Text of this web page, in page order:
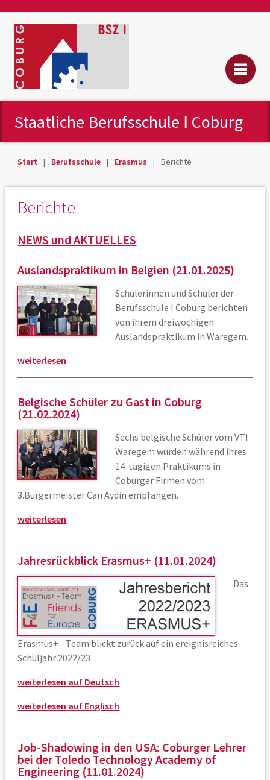
Staatliche Berufsschule Ⅰ Coburg
Start Berufsschule Erasmus Berichte
Berichte
NEWS und AKTUELLES
Auslandspraktikum in Belgien (21.01.2025)
Schülerinnen und Schüler der
Berufsschule I Coburg berichten
von ihrem dreiwöchigen
Auslandspraktikum in Waregem.
weiterlesen
Belgische Schüler zu Gast in Coburg
(21.02.2024)
Sechs belgische Schüler vom VTI
Waregem wurden während ihres
14-tägigen Praktikums in
Coburger Firmen vom
3.Bürgermeister Can Aydin empfangen.
weiterlesen
Jahresrückblick Erasmus+ (11.01.2024)
Das
Erasmus+ - Team blickt zurück auf ein ereignisreiches
Schuljahr 2022/23
weiterlesen auf Deutsch
weiterlesen auf Englisch
Job-Shadowing in den USA: Coburger Lehrer
bei der Toledo Technology Academy of
Engineering (11.01.2024)